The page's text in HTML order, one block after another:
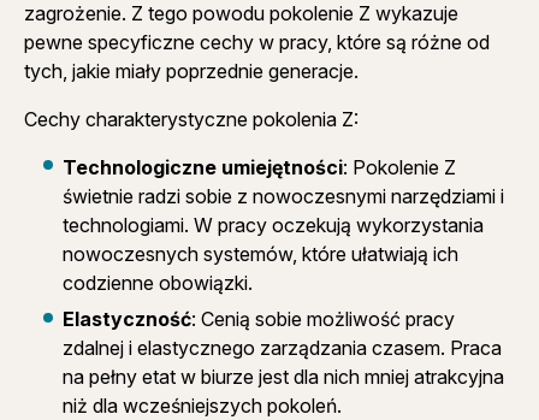
zagrożenie. Z tego powodu pokolenie Z wykazuje
pewne specyficzne cechy w pracy, które są różne od
tych, jakie miały poprzednie generacje.
Cechy charakterystyczne pokolenia Z:
Technologiczne umiejętności: Pokolenie Z
świetnie radzi sobie z nowoczesnymi narzędziami i
technologiami. W pracy oczekują wykorzystania
nowoczesnych systemów, które ułatwiają ich
codzienne obowiązki.
Elastyczność: Cenią sobie możliwość pracy
zdalnej i elastycznego zarządzania czasem. Praca
na pełny etat w biurze jest dla nich mniej atrakcyjna
niż dla wcześniejszych pokoleń.